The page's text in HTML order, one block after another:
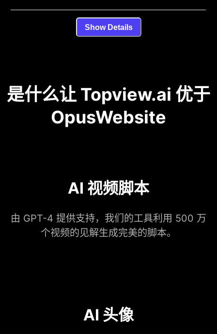
Show Details
是什么让 Topview.ai 优于
OpusWebsite
AI 视频脚本
由 GPT-4 提供支持，我们的工具利用 500 万
个视频的见解生成完美的脚本。
AI 头像